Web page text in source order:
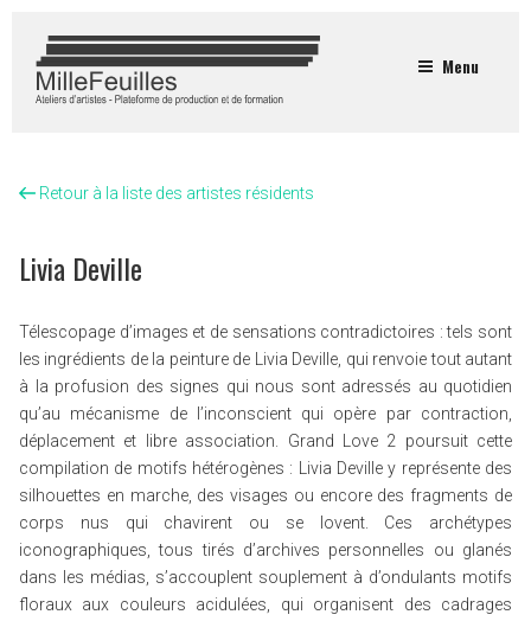
Menu
Retour à la liste des artistes résidents
Livia Deville
Télescopage d’images et de sensations contradictoires : tels sont
les ingrédients de la peinture de Livia Deville, qui renvoie tout autant
à la profusion des signes qui nous sont adressés au quotidien
qu’au mécanisme de l’inconscient qui opère par contraction,
déplacement et libre association. Grand Love 2 poursuit cette
compilation de motifs hétérogènes : Livia Deville y représente des
silhouettes en marche, des visages ou encore des fragments de
corps nus qui chavirent ou se lovent. Ces archétypes
iconographiques, tous tirés d’archives personnelles ou glanés
dans les médias, s’accouplent souplement à d’ondulants motifs
floraux aux couleurs acidulées, qui organisent des cadrages